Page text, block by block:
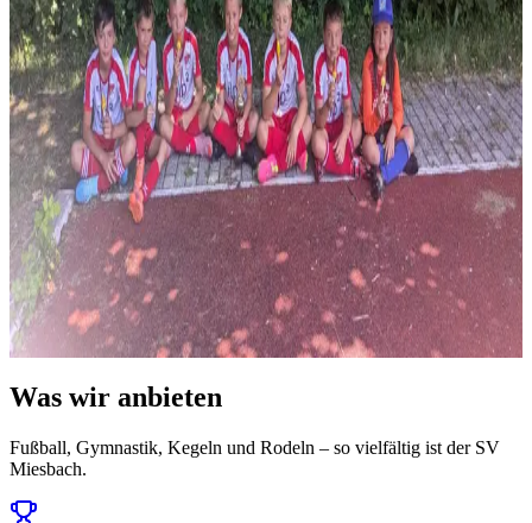
Rückblick: 1. Fanclub Worldcup Rot-Weiß –
Endrunde auf unserem Hauptplatz
36 Teams von FC-Bayern-Fanclubs aus vier Ländern, ein
Wochenende voller Fußball – und das große Finale auf...
News
14. Juli 2026
Ausblick: Das erwartet uns in der Saison 2026/27
Die Ligeneinteilung steht und der Spielplan ist da: Auftakt am 25.
Juli daheim gegen den FC Töging – und da...
Alle News & Termine ansehen
Was wir anbieten
Fußball, Gymnastik, Kegeln und Rodeln – so vielfältig ist der SV
Miesbach.